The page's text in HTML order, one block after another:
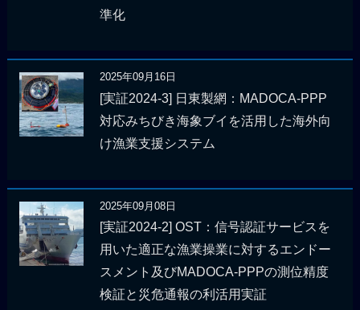
準化
2025年09月16日
[実証2024-3] 日東製網：MADOCA-PPP
対応みちびき海象ブイを活用した海外向
け漁業支援システム
2025年09月08日
[実証2024-2] OST：信号認証サービスを
用いた適正な漁業操業に対するエンドー
スメント及びMADOCA-PPPの測位精度
検証と災危通報の利活用実証